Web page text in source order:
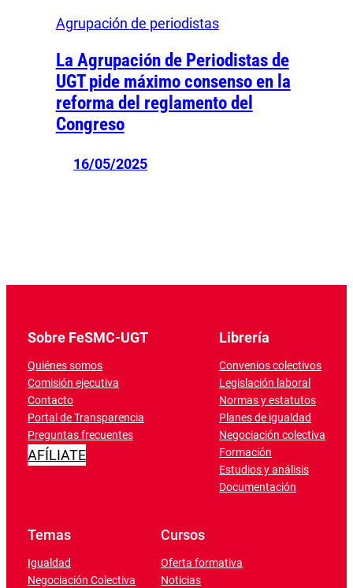
Agrupación de periodistas
La Agrupación de Periodistas de
UGT pide máximo consenso en la
reforma del reglamento del
Congreso
16/05/2025
Sobre FeSMC-UGT
Quiénes somos
Comisión ejecutiva
Contacto
Portal de Transparencia
Preguntas frecuentes
AFÍLIATE
Librería
Convenios colectivos
Legislación laboral
Normas y estatutos
Planes de igualdad
Negociación colectiva
Formación
Estudios y análisis
Documentación
Temas
Igualdad
Negociación Colectiva
Cursos
Oferta formativa
Noticias